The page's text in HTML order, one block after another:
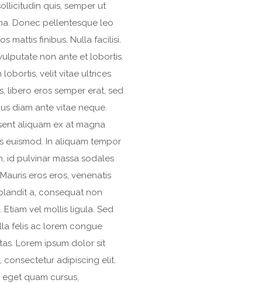
quis, semper ut
Donec pellentesque leo
mattis finibus. Nulla facilisi.
non ante et lobortis.
lobortis, velit vitae ultrices
libero eros semper erat, sed
diam ante vitae neque.
aliquam ex at magna
euismod. In aliquam tempor
id pulvinar massa sodales
eros eros, venenatis
a, consequat non
Etiam vel mollis ligula. Sed
felis ac lorem congue
Lorem ipsum dolor sit
consectetur adipiscing elit.
eget quam cursus,